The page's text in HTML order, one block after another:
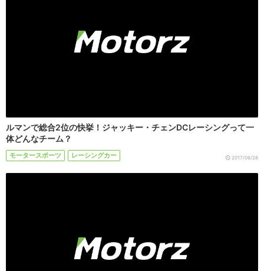
ルマンで総合2位の快挙！ジャッキー・チェンDCレーシングって一
体どんなチーム？
モータースポーツ レーシングカー 2017/06/28